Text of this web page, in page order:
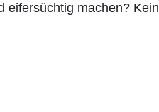
eifersüchtig machen?